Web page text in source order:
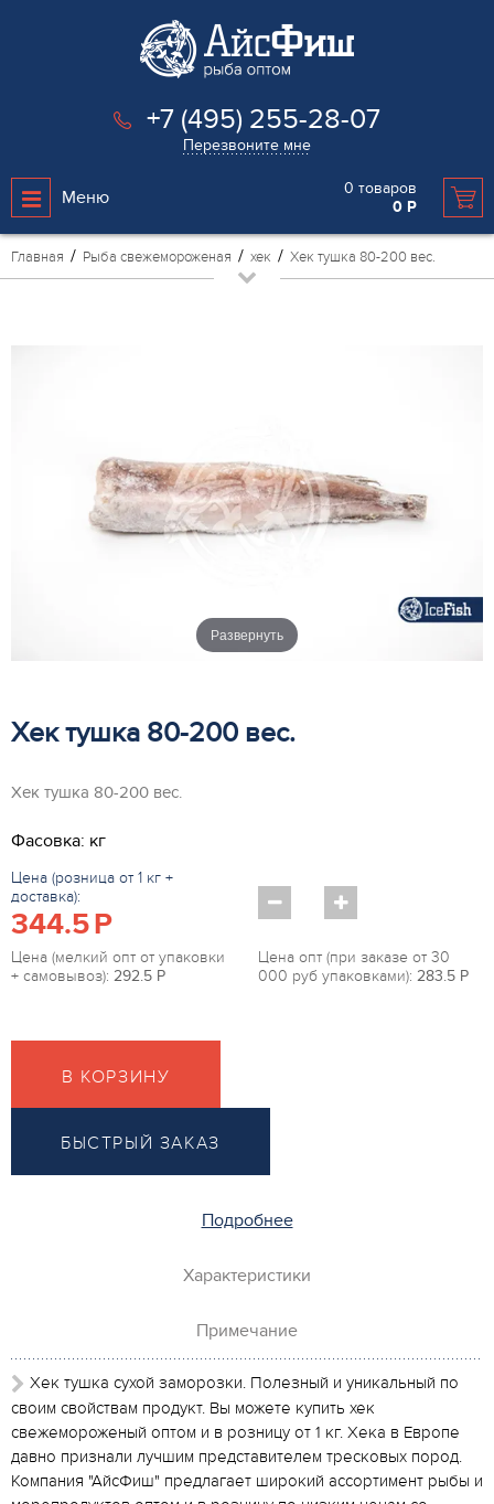
+7 (495) 255-28-07
Перезвоните мне
Меню 0 товаров
0 Р
Главная Рыба свежемороженая хек Хек тушка 80-200 вес.
Развернуть
Хек тушка 80-200 вес.
Хек тушка 80-200 вес.
Фасовка: кг
Цена (розница от 1 кг +
доставка):
344.5P
Цена (мелкий опт от упаковки
+ самовывоз): 292.5 P
Цена опт (при заказе от 30
000 руб упаковками): 283.5 P
В КОРЗИНУ
БЫСТРЫЙ ЗАКАЗ
Подробнее
Характеристики
Примечание
Хек тушка сухой заморозки. Полезный и уникальный по
своим свойствам продукт. Вы можете купить хек
свежемороженый оптом и в розницу от 1 кг. Хека в Европе
давно признали лучшим представителем тресковых пород.
Компания "АйсФиш" предлагает широкий ассортимент рыбы и